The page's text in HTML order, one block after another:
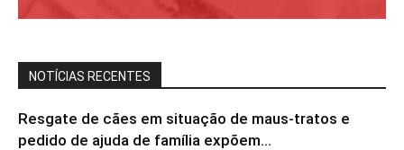
NOTÍCIAS RECENTES
Resgate de cães em situação de maus-tratos e
pedido de ajuda de família expõem...